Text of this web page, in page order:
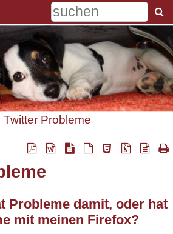
Probleme
Probleme damit, oder hat
mit meinen Firefox?